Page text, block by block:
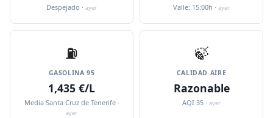
Despejado · ayer Valle: 15:00h · ayer
⛽️
GASOLINA 95
1,435 €/L
Media Santa Cruz de Tenerife ·
ayer
🍃
CALIDAD AIRE
Razonable
AQI 35 · ayer